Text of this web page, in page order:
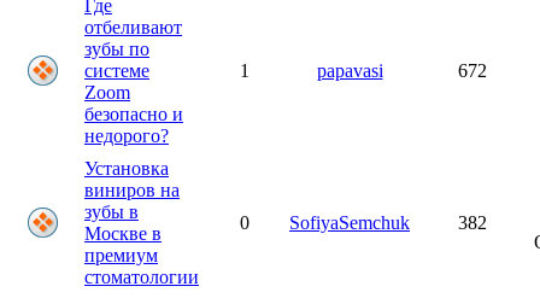
Где
отбеливают
зубы по
системе
Zoom
безопасно и
недорого?
1 papavasi 672
Установка
виниров на
зубы в
Москве в
премиум
стоматологии
0 SofiyaSemchuk
382